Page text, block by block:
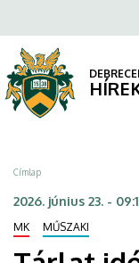
idén
diplomát
szerzett
építész
hallgatók
a
tartalomra
Morzsa
Címlap
2026. június 23. -
MK
MŰSZAKI